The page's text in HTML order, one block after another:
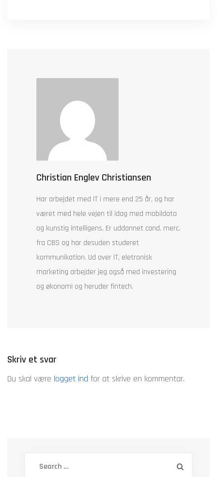
Christian Englev Christiansen
Har arbejdet med IT i mere end 25 år, og har
været med hele vejen til idag med mobildata
og kunstig intelligens. Er uddannet cand. merc.
fra CBS og har desuden studeret
kommunikation. Ud over IT, eletronisk
marketing arbejder jeg også med investering
og økonomi og heruder fintech.
Skriv et svar
Du skal være logget ind for at skrive en kommentar.